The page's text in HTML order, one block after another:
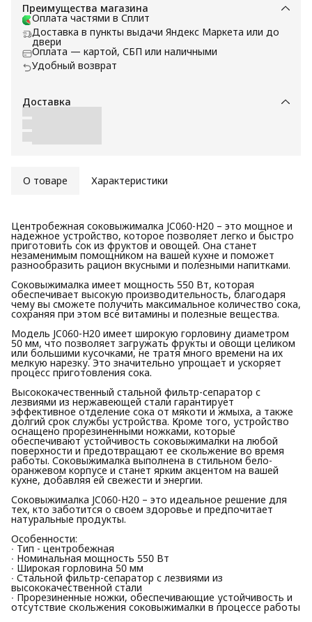
Преимущества магазина
Оплата частями в Сплит
Доставка в пункты выдачи Яндекс Маркета или до
двери
Оплата — картой, СБП или наличными
Удобный возврат
Доставка
О товаре Характеристики
Центробежная соковыжималка JC060-H20 – это мощное и
надежное устройство, которое позволяет легко и быстро
приготовить сок из фруктов и овощей. Она станет
незаменимым помощником на вашей кухне и поможет
разнообразить рацион вкусными и полезными напитками.
Соковыжималка имеет мощность 550 Вт, которая
обеспечивает высокую производительность, благодаря
чему вы сможете получить максимальное количество сока,
сохраняя при этом все витамины и полезные вещества.
Модель JC060-H20 имеет широкую горловину диаметром
50 мм, что позволяет загружать фрукты и овощи целиком
или большими кусочками, не тратя много времени на их
мелкую нарезку. Это значительно упрощает и ускоряет
процесс приготовления сока.
Высококачественный стальной фильтр-сепаратор с
лезвиями из нержавеющей стали гарантирует
эффективное отделение сока от мякоти и жмыха, а также
долгий срок службы устройства. Кроме того, устройство
оснащено прорезиненными ножками, которые
обеспечивают устойчивость соковыжималки на любой
поверхности и предотвращают ее скольжение во время
работы. Соковыжималка выполнена в стильном бело-
оранжевом корпусе и станет ярким акцентом на вашей
кухне, добавляя ей свежести и энергии.
Соковыжималка JC060-H20 – это идеальное решение для
тех, кто заботится о своем здоровье и предпочитает
натуральные продукты.
Особенности:
∙ Тип - центробежная
∙ Номинальная мощность 550 Вт
∙ Широкая горловина 50 мм
∙ Стальной фильтр-сепаратор с лезвиями из
высококачественной стали
∙ Прорезиненные ножки, обеспечивающие устойчивость и
отсутствие скольжения соковыжималки в процессе работы